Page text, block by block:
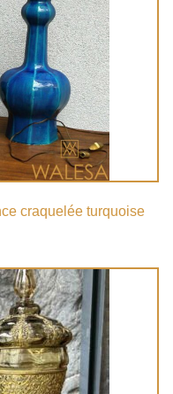
craquelée turquoise